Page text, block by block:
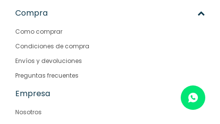
Compra
Como comprar
Condiciones de compra
Envíos y devoluciones
Preguntas frecuentes
Empresa
Nosotros